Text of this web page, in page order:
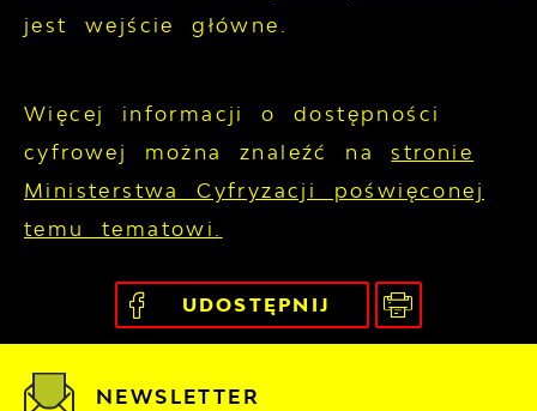
jest wejście główne.
Więcej informacji o dostępności
cyfrowej można znaleźć nastronie
Ministerstwa Cyfryzacji poświęconej
temu tematowi.
UDOSTĘPNIJ
NEWSLETTER